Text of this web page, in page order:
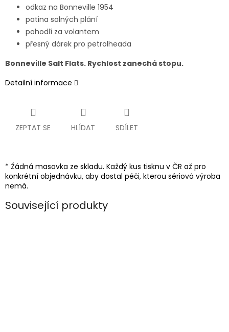
odkaz na Bonneville 1954
patina solných plání
pohodlí za volantem
přesný dárek pro petrolheada
Bonneville Salt Flats. Rychlost zanechá stopu.
Detailní informace
ZEPTAT SE HLÍDAT SDÍLET
* Žádná masovka ze skladu. Každý kus tisknu v ČR až pro
konkrétní objednávku, aby dostal péči, kterou sériová výroba
nemá.
Související produkty